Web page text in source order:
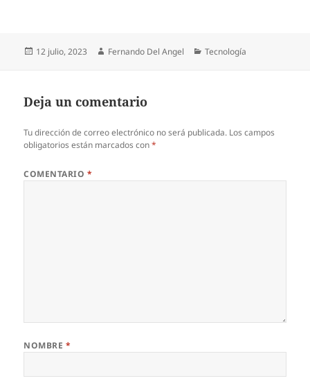
Publicado
12 julio, 2023 Autor
Fernando Del Angel Categorías
Tecnología
Deja un comentario
Tu dirección de correo electrónico no será publicada. Los campos
obligatorios están marcados con*
COMENTARIO *
NOMBRE *